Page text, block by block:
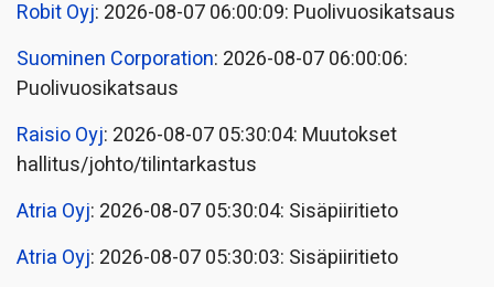
Robit Oyj: 2026-08-07 06:00:09: Puolivuosikatsaus
Suominen Corporation: 2026-08-07 06:00:06:
Puolivuosikatsaus
Raisio Oyj: 2026-08-07 05:30:04: Muutokset
hallitus/johto/tilintarkastus
Atria Oyj: 2026-08-07 05:30:04: Sisäpiiritieto
Atria Oyj: 2026-08-07 05:30:03: Sisäpiiritieto